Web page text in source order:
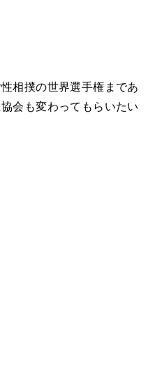
相撲の世界選手権まであ
会も変わってもらいたい